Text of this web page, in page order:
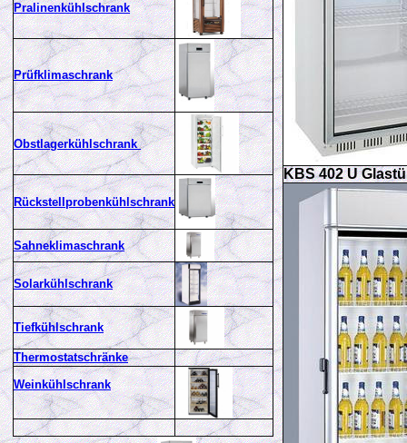
Pralinenkühlschrank
Prüfklimaschrank
Obstlagerkühlschrank
Rückstellprobenkühlschrank
Sahneklimaschrank
Solarkühlschrank
Tiefkühlschrank
Thermostatschränke
Weinkühlschrank
KBS 402 U